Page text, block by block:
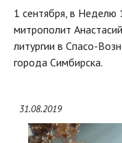
1 сентября, в Неделю
митрополит
литургии в Спасо-
города Симбирска.
31.08.2019